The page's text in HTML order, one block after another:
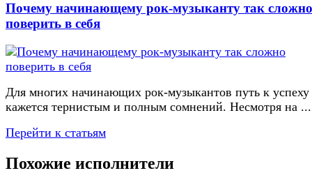
Почему начинающему рок-музыканту так сложно
поверить в себя
Для многих начинающих рок-музыкантов путь к успеху
кажется тернистым и полным сомнений. Несмотря на ...
Перейти к статьям
Похожие исполнители